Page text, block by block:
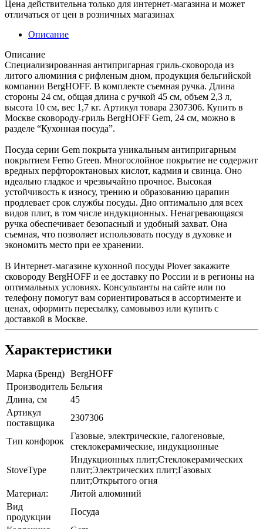
Цена действительна только для интернет-магазина и может
отличаться от цен в розничных магазинах
Описание
Описание
Специализированная антипригарная гриль-сковорода из
литого алюминия с рифленым дном, продукция бельгийской
компании BergHOFF. В комплекте съемная ручка. Длина
стороны 24 см, общая длина с ручкой 45 см, объем 2,3 л,
высота 10 см, вес 1,7 кг. Артикул товара 2307306. Купить в
Москве сковороду-гриль BergHOFF Gem, 24 см, можно в
разделе “Кухонная посуда”.
Посуда серии Gem покрыта уникальным антипригарным
покрытием Ferno Green. Многослойное покрытие не содержит
вредных перфтороктановых кислот, кадмия и свинца. Оно
идеально гладкое и чрезвычайно прочное. Высокая
устойчивость к износу, трению и образованию царапин
продлевает срок службы посуды. Дно оптимально для всех
видов плит, в том числе индукционных. Ненагревающаяся
ручка обеспечивает безопасный и удобный захват. Она
съемная, что позволяет использовать посуду в духовке и
экономить место при ее хранении.
В Интернет-магазине кухонной посуды Plover закажите
сковороду BergHOFF и ее доставку по России и в регионы на
оптимальных условиях. Консультанты на сайте или по
телефону помогут вам сориентироваться в ассортименте и
ценах, оформить пересылку, самовывоз или купить с
доставкой в Москве.
Характеристики
Марка (Бренд) BergHOFF
Производитель Бельгия
Длина, см
45
Артикул
поставщика
2307306
Тип конфорок
Газовые, электрические, галогеновые,
стеклокерамические, индукционные
StoveType
Индукционных плит;Стеклокерамических
плит;Электрических плит;Газовых
плит;Открытого огня
Материал:
Литой алюминий
Вид
продукции
Посуда